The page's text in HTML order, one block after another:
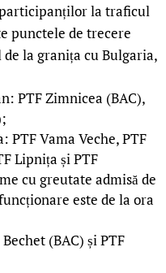
la traficul
punctele de trecere
la granița cu Bulgaria,
PTF Zimnicea (BAC),
PTF Vama Veche, PTF
Lipnița și PTF
cu greutate admisă de
este de la ora
(BAC) și PTF